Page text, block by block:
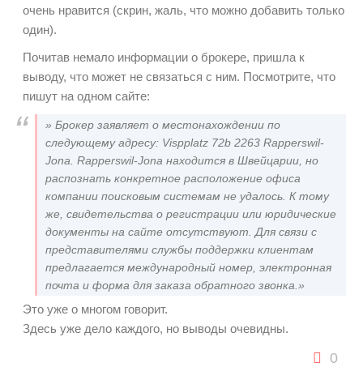
очень нравится (скрин, жаль, что можно добавить только
один).
Почитав немало информации о брокере, пришла к
выводу, что может не связаться с ним. Посмотрите, что
пишут на одном сайте:
» Брокер заявляет о местонахождении по
следующему адресу: Vispplatz 72b 2263 Rapperswil-
Jona. Rapperswil-Jona находится в Швейцарии, но
распознать конкретное расположение офиса
компании поисковым системам не удалось. К тому
же, свидетельства о регистрации или юридические
документы на сайте отсутствуют. Для связи с
представителями службы поддержки клиентам
предлагается международный номер, электронная
почта и форма для заказа обратного звонка.»
Это уже о многом говорит.
Здесь уже дело каждого, но выводы очевидны.
0